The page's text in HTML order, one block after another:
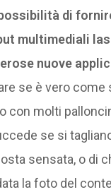
di
multimediali
nuove
se è vero
con molti
se si
sensata, o di
la foto del